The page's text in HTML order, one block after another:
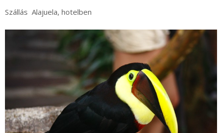
Szállás Alajuela, hotelben